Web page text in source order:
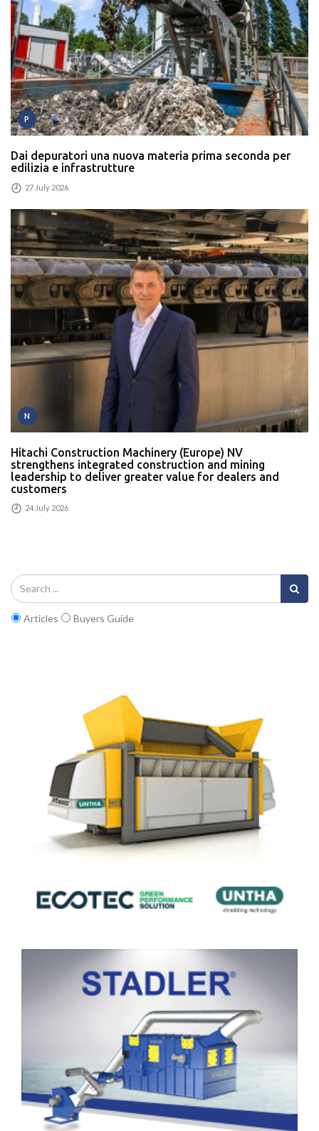
P
Dai depuratori una nuova materia prima seconda per
edilizia e infrastrutture
27 July 2026
N
Hitachi Construction Machinery (Europe) NV
strengthens integrated construction and mining
leadership to deliver greater value for dealers and
customers
24 July 2026
Articles Buyers Guide